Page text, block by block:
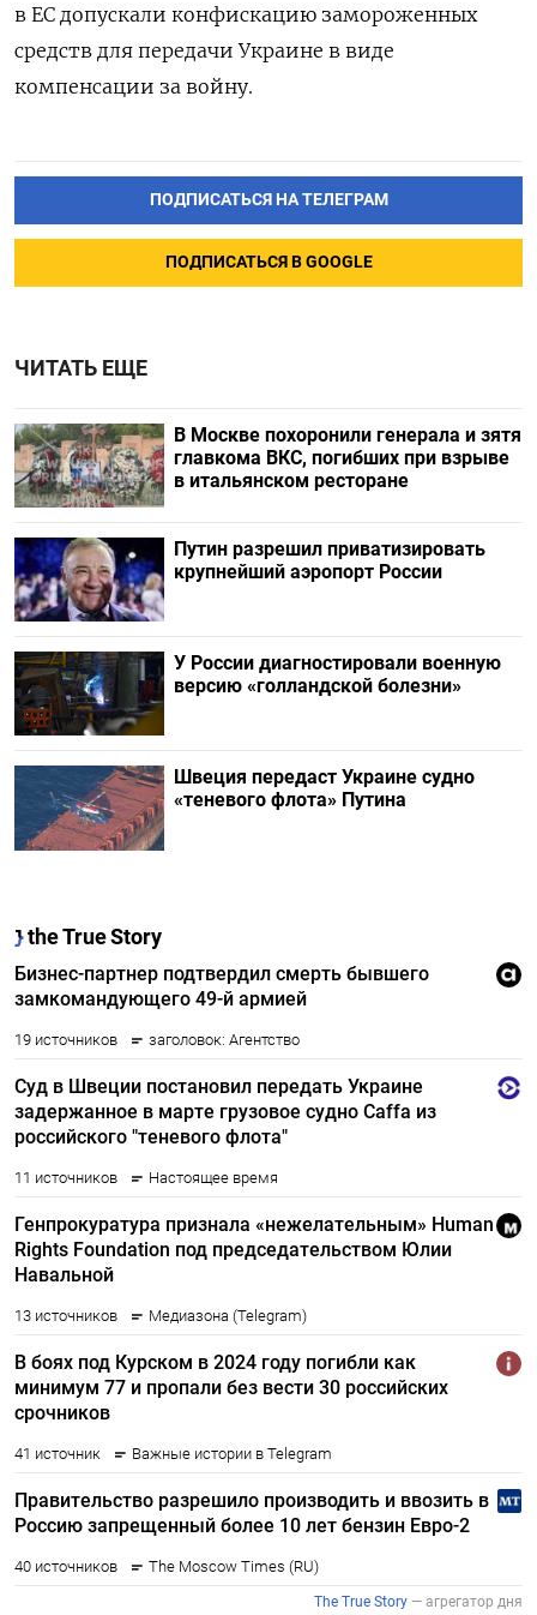
в ЕС допускали конфискацию замороженных
средств для передачи Украине в виде
компенсации за войну.
ПОДПИСАТЬСЯ НА ТЕЛЕГРАМ
ПОДПИСАТЬСЯ В GOOGLE
ЧИТАТЬ ЕЩЕ
В Москве похоронили генерала и зятя
главкома ВКС, погибших при взрыве
в итальянском ресторане
Путин разрешил приватизировать
крупнейший аэропорт России
У России диагностировали военную
версию «голландской болезни»
Швеция передаст Украине судно
«теневого флота» Путина